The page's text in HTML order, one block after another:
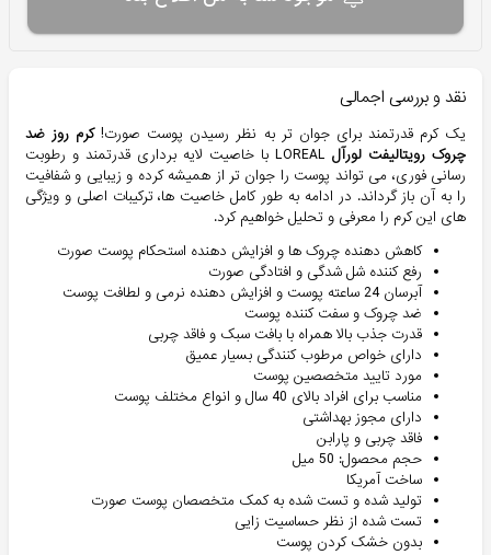
نقد و بررسی اجمالی
یک کرم قدرتمند برای جوان تر به نظر رسیدن پوست صورت!کرم روز ضد
چروک رویتالیفت لورآل
LOREAL با خاصیت لایه برداری قدرتمند و رطوبت
رسانی فوری، می تواند پوست را جوان تر از همیشه کرده و زیبایی و شفافیت
را به آن باز گرداند. در ادامه به طور کامل خاصیت ها، ترکیبات اصلی و ویژگی
های این کرم را معرفی و تحلیل خواهیم کرد.
کاهش دهنده چروک ها و افزایش دهنده استحکام پوست صورت
رفع کننده شل شدگی و افتادگی صورت
آبرسان 24 ساعته پوست و افزایش دهنده نرمی و لطافت پوست
ضد چروک و سفت کننده پوست
قدرت جذب بالا همراه با بافت سبک و فاقد چربی
دارای خواص مرطوب کنندگی بسیار عمیق
مورد تایید متخصصین پوست
مناسب برای افراد بالای 40 سال و انواع مختلف پوست
دارای مجوز بهداشتی
فاقد چربی و پارابن
حجم محصول: 50 میل
ساخت آمریکا
تولید شده و تست شده به کمک متخصصان پوست صورت
تست شده از نظر حساسیت زایی
بدون خشک کردن پوست